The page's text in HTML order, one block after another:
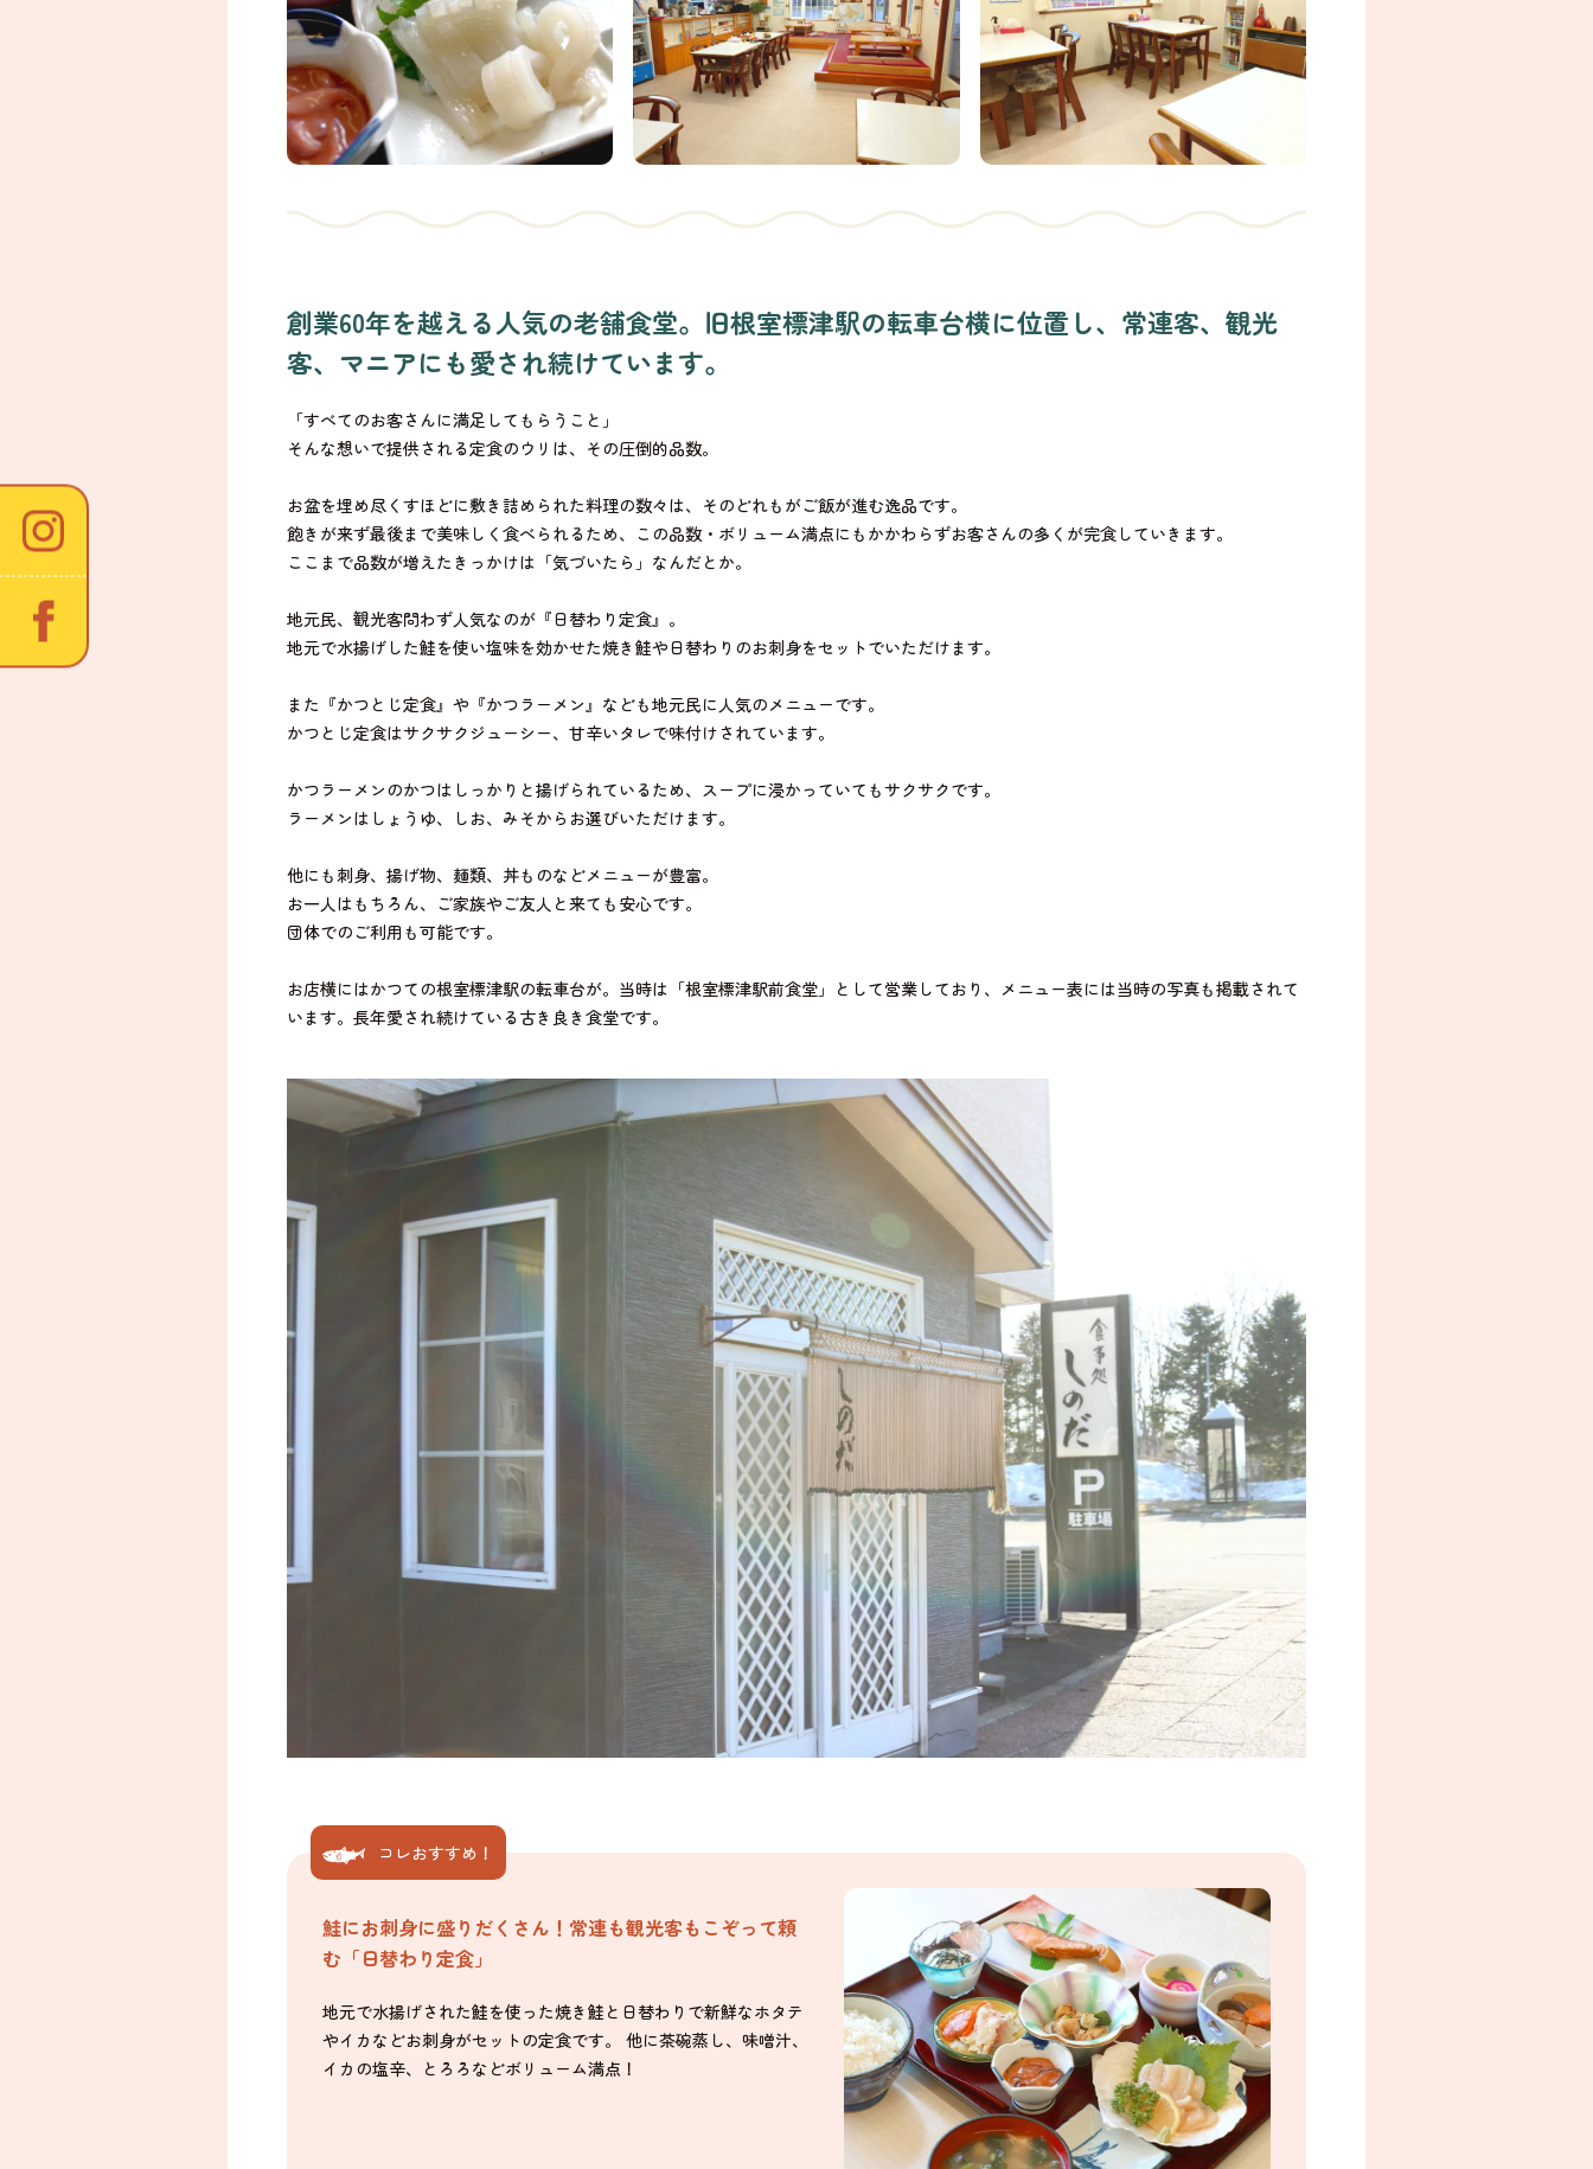
創業60年を越える人気の老舗食堂。旧根室標津駅の転車台横に位置し、常連客、観光
客、マニアにも愛され続けています。
「すべてのお客さんに満足してもらうこと」
そんな想いで提供される定食のウリは、その圧倒的品数。
お盆を埋め尽くすほどに敷き詰められた料理の数々は、そのどれもがご飯が進む逸品です。
飽きが来ず最後まで美味しく食べられるため、この品数・ボリューム満点にもかかわらずお客さんの多くが完食していきます。
ここまで品数が増えたきっかけは「気づいたら」なんだとか。
地元民、観光客問わず人気なのが『日替わり定食』。
地元で水揚げした鮭を使い塩味を効かせた焼き鮭や日替わりのお刺身をセットでいただけます。
また『かつとじ定食』や『かつラーメン』なども地元民に人気のメニューです。
かつとじ定食はサクサクジューシー、甘辛いタレで味付けされています。
かつラーメンのかつはしっかりと揚げられているため、スープに浸かっていてもサクサクです。
ラーメンはしょうゆ、しお、みそからお選びいただけます。
他にも刺身、揚げ物、麺類、丼ものなどメニューが豊富。
お一人はもちろん、ご家族やご友人と来ても安心です。
団体でのご利用も可能です。
お店横にはかつての根室標津駅の転車台が。当時は「根室標津駅前食堂」として営業しており、メニュー表には当時の写真も掲載されて
います。長年愛され続けている古き良き食堂です。
コレおすすめ！
鮭にお刺身に盛りだくさん！常連も観光客もこぞって頼
む「日替わり定食」
地元で水揚げされた鮭を使った焼き鮭と日替わりで新鮮なホタテ
やイカなどお刺身がセットの定食です。 他に茶碗蒸し、味噌汁、
イカの塩辛、とろろなどボリューム満点！